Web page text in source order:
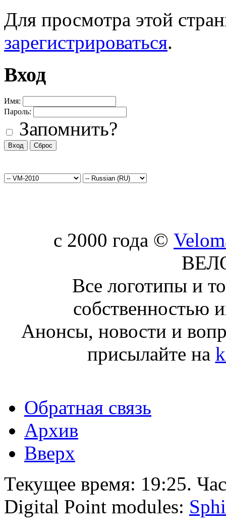
Для просмотра этой
зарегистрироваться.
Вход
Имя:
Пароль:
Запомнить?
c 2000 года ©
Все логотипы и
собственностью
Анонсы, новости и
присылайте на
Обратная связь
Архив
Вверх
Текущее время: 19:25.
Digital Point modules: